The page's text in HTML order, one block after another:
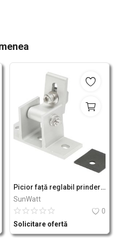
Picior față reglabil prinderi panou solar fotovoltaic - sistem B Breckner Germany
SunWatt
0
Solicitare ofertă